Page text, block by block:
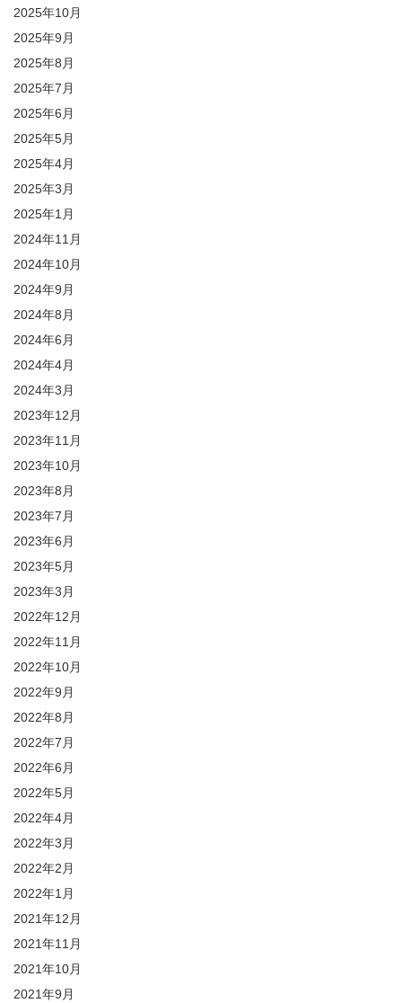
2025年10月
2025年9月
2025年8月
2025年7月
2025年6月
2025年5月
2025年4月
2025年3月
2025年1月
2024年11月
2024年10月
2024年9月
2024年8月
2024年6月
2024年4月
2024年3月
2023年12月
2023年11月
2023年10月
2023年8月
2023年7月
2023年6月
2023年5月
2023年3月
2022年12月
2022年11月
2022年10月
2022年9月
2022年8月
2022年7月
2022年6月
2022年5月
2022年4月
2022年3月
2022年2月
2022年1月
2021年12月
2021年11月
2021年10月
2021年9月